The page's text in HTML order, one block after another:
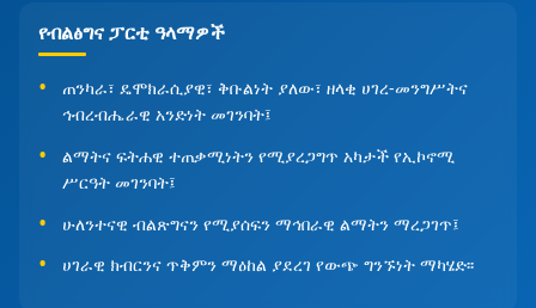
የብልፅግና ፓርቲ ዓላማዎች
ጠንካራ፣ ዴሞክራሲያዊ፣ ቅቡልነት ያለው፣ ዘላቂ ሀገረ-መንግሥትና
ኅብረብሔራዊ አንድነት መገንባት፤
ልማትና ፍትሐዊ ተጠቃሚነትን የሚያረጋግጥ አካታች የኢኮኖሚ
ሥርዓት መገንባት፤
ሁለንተናዊ ብልጽግናን የሚያሰፍን ማኅበራዊ ልማትን ማረጋገጥ፤
ሀገራዊ ክብርንና ጥቅምን ማዕከል ያደረገ የውጭ ግንኙነት ማካሄድ፡፡